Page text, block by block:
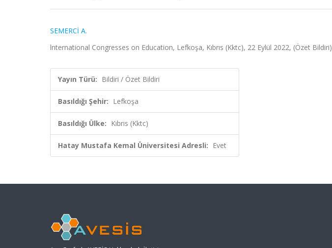
SEMERCİ A.
lnternational Congresses on Education, Lefkoşa, Kıbrıs (Kktc), 22 Eylül 2022, (Özet Bildiri)
Yayın Türü: Bildiri / Özet Bildiri
Basıldığı Şehir: Lefkoşa
Basıldığı Ülke: Kıbrıs (Kktc)
Hatay Mustafa Kemal Üniversitesi Adresli: Evet